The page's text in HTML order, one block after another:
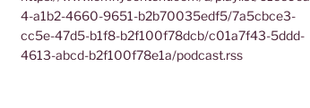
4-a1b2-4660-9651-b2b70035edf5/7a5cbce3-
cc5e-47d5-b1f8-b2f100f78dcb/c01a7f43-5ddd-
4613-abcd-b2f100f78e1a/podcast.rss